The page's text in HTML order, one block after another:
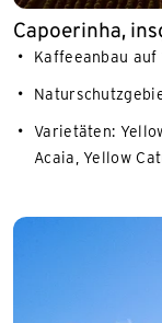
Capoerinha,
Kaffeeanbau auf
Varietäten:
Acaia, Yellow